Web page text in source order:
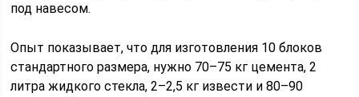
под навесом.
Опыт показывает, что для изготовления 10 блоков
стандартного размера, нужно 70–75 кг цемента, 2
литра жидкого стекла, 2–2,5 кг извести и 80–90